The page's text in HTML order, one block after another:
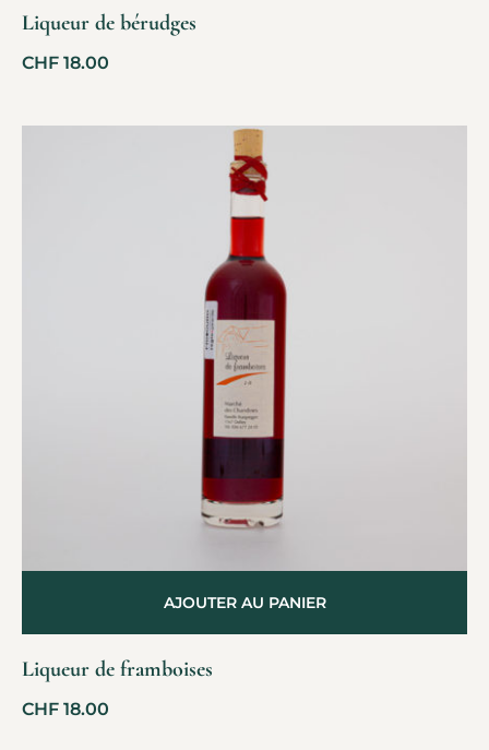
Liqueur de bérudges
CHF 18.00
Liqueur de framboises
CHF 18.00
AJOUTER AU PANIER